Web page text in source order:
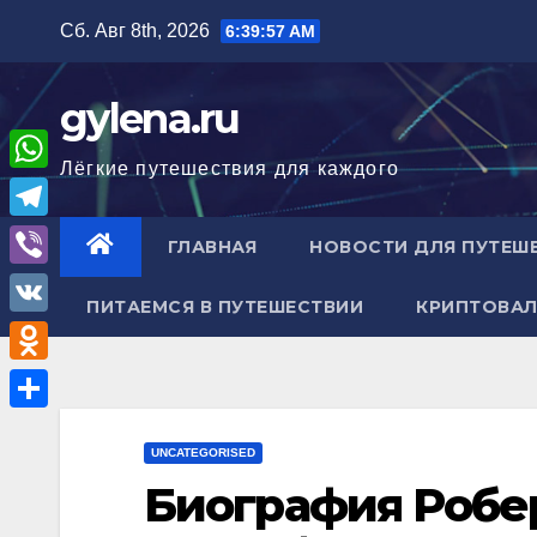
содержимому
Сб. Авг 8th, 2026 6:39:58 AM
gylena.ru
Лёгкие путешествия для каждого
ГЛАВНАЯ НОВОСТИ ДЛЯ
ПИТАЕМСЯ В ПУТЕШЕСТВИИ
UNCATEGORISED
Биография
W
h
a
A
T
e
l
e
g
V
i
b
e
V
K
O